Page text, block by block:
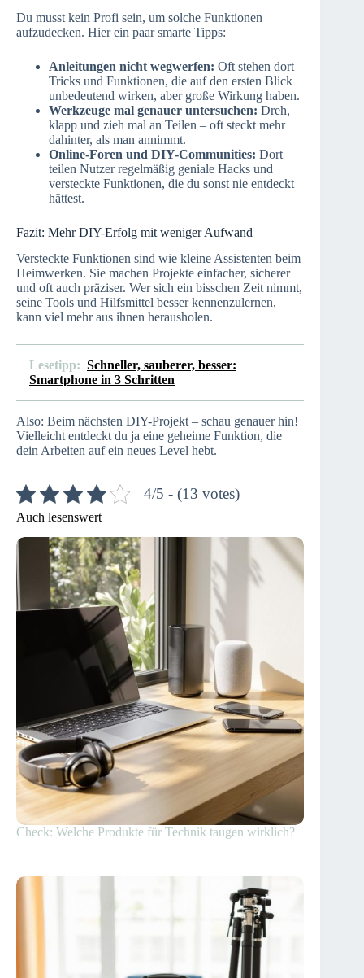
Du musst kein Profi sein, um solche Funktionen
aufzudecken. Hier ein paar smarte Tipps:
Anleitungen nicht wegwerfen: Oft stehen dort
Tricks und Funktionen, die auf den ersten Blick
unbedeutend wirken, aber große Wirkung haben.
Werkzeuge mal genauer untersuchen: Dreh,
klapp und zieh mal an Teilen – oft steckt mehr
dahinter, als man annimmt.
Online-Foren und DIY-Communities: Dort
teilen Nutzer regelmäßig geniale Hacks und
versteckte Funktionen, die du sonst nie entdeckt
hättest.
Fazit: Mehr DIY-Erfolg mit weniger Aufwand
Versteckte Funktionen sind wie kleine Assistenten beim
Heimwerken. Sie machen Projekte einfacher, sicherer
und oft auch präziser. Wer sich ein bisschen Zeit nimmt,
seine Tools und Hilfsmittel besser kennenzulernen,
kann viel mehr aus ihnen herausholen.
Lesetipp: Schneller, sauberer, besser:
Smartphone in 3 Schritten
Also: Beim nächsten DIY-Projekt – schau genauer hin!
Vielleicht entdeckt du ja eine geheime Funktion, die
dein Arbeiten auf ein neues Level hebt.
4/5 - (13 votes)
Auch lesenswert
Check: Welche Produkte für Technik taugen wirklich?